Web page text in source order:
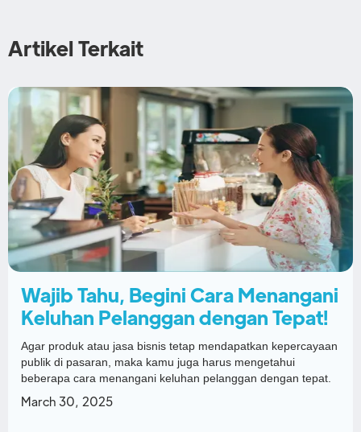
Artikel Terkait
Wajib Tahu, Begini Cara Menangani
Keluhan Pelanggan dengan Tepat!
Agar produk atau jasa bisnis tetap mendapatkan kepercayaan
publik di pasaran, maka kamu juga harus mengetahui
beberapa cara menangani keluhan pelanggan dengan tepat.
March 30, 2025